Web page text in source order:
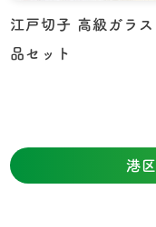
江戸切子 高級ガラ
品セット
港